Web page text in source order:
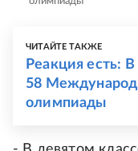
ЧИТАЙТЕ ТАКЖЕ
Реакция есть:
58
олимпиады